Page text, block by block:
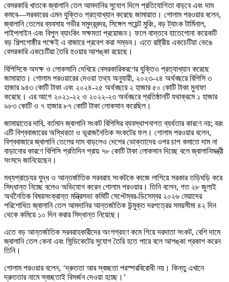
বেসরকারি খাতকে জ্বালানি তেল আমদানির সুযোগ দিলে প্রতিযোগিতা বাড়বে এবং দাম
কমবে—সরকারের এমন যুক্তিও প্রত্যাখ্যান করেছে জামায়াত। গোলাম পরওয়ার বলেন,
জ্বালানি তেলের ব্যবসায় গভীর সমুদ্রবন্দর, সিঙ্গেল পয়েন্ট মুরিং, বড় ট্যাংক টার্মিনাল,
পাইপলাইন এবং বিপুল ব্যাংকিং সক্ষমতা প্রয়োজন। ফলে বাস্তবে হাতেগোনা কয়েকটি
বড় শিল্পগোষ্ঠীর পক্ষেই এ বাজারে প্রবেশ করা সম্ভব। এতে রাষ্ট্রীয় একচেটিয়া ভেঙে
বেসরকারি একচেটিয়া তৈরি হওয়ার আশঙ্কা রয়েছে।
বিপিসিকে অদক্ষ ও লোকসানি দেখিয়ে বেসরকারিকরণের যুক্তিও প্রত্যাখ্যান করেছে
জামায়াত। গোলাম পরওয়ারের দেওয়া তথ্য অনুযায়ী, ২০২৩-২৪ অর্থবছরে বিপিসি ৩
হাজার ৯৪৩ কোটি টাকা এবং ২০২৪-২৫ অর্থবছরে ২ হাজার ৫০ কোটি টাকা মুনাফা
করেছে। এর আগে ২০২১-২২ ও ২০২২-২৩ অর্থবছরে প্রতিষ্ঠানটি যথাক্রমে ১ হাজার
৯৮৩ কোটি ও ৭ হাজার ৮৭ কোটি টাকা লোকসান করেছিল।
জামায়াতের দাবি, বর্তমান জ্বালানি সংকট বিপিসির ব্যবস্থাপনাগত ব্যর্থতার কারণে নয়; বরং
এটি বিশ্ববাজারের অস্থিরতা ও ভূরাজনৈতিক সংকটের ফল। গোলাম পরওয়ার বলেন,
বিশ্ববাজারে জ্বালানি তেলের দাম বাড়লেও দেশের ভোক্তাদের ওপর চাপ কমাতে দাম না
বাড়ানোর কারণে বিপিসি প্রতিদিন প্রায় ৭৮ কোটি টাকা লোকসান দিচ্ছে বলে জ্বালানিমন্ত্রী
সংসদে জানিয়েছেন।
মধ্যপ্রাচ্যের যুদ্ধ ও আন্তর্জাতিক সরবরাহ সংকটকে কাজে লাগিয়ে সরকার তড়িঘড়ি করে
সিদ্ধান্ত নিচ্ছে বলেও অভিযোগ করেন গোলাম পরওয়ার। তিনি বলেন, গত ২৮ জুলাই
অর্থনৈতিক বিষয়সংক্রান্ত মন্ত্রিসভা কমিটি সেপ্টেম্বর-ডিসেম্বর ২০২৬ মেয়াদের
পরিশোধিত জ্বালানি তেল আমদানির আন্তর্জাতিক উন্মুক্ত দরপত্রের সময়সীমা ৪২ দিন
থেকে কমিয়ে ১০ দিন করার সিদ্ধান্ত নিয়েছে।
এতে বড় আন্তর্জাতিক সরবরাহকারীদের অংশগ্রহণ কমে গিয়ে দরদাতা সংকট, বেশি দামে
জ্বালানি তেল কেনা এবং সিন্ডিকেটের সুযোগ তৈরি হতে পারে বলে আশঙ্কা প্রকাশ করেন
তিনি।
গোলাম পরওয়ার বলেন, ‘দ্রুততা আর স্বচ্ছতা পরস্পরবিরোধী নয়। কিন্তু এখানে
দ্রুততার নামে স্বচ্ছতাই বিসর্জন দেওয়া হচ্ছে।’